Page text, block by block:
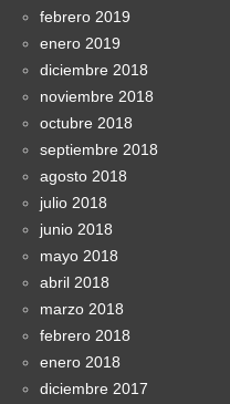
febrero 2019
enero 2019
diciembre 2018
noviembre 2018
octubre 2018
septiembre 2018
agosto 2018
julio 2018
junio 2018
mayo 2018
abril 2018
marzo 2018
febrero 2018
enero 2018
diciembre 2017